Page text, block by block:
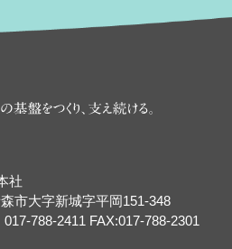
、街に住む人々の
社
市大字新城字平岡151-348
788-2411 FAX:017-788-2301